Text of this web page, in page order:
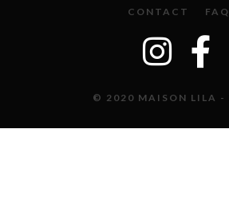
CONTACT FAQ
© 2020 MAISON LILA -